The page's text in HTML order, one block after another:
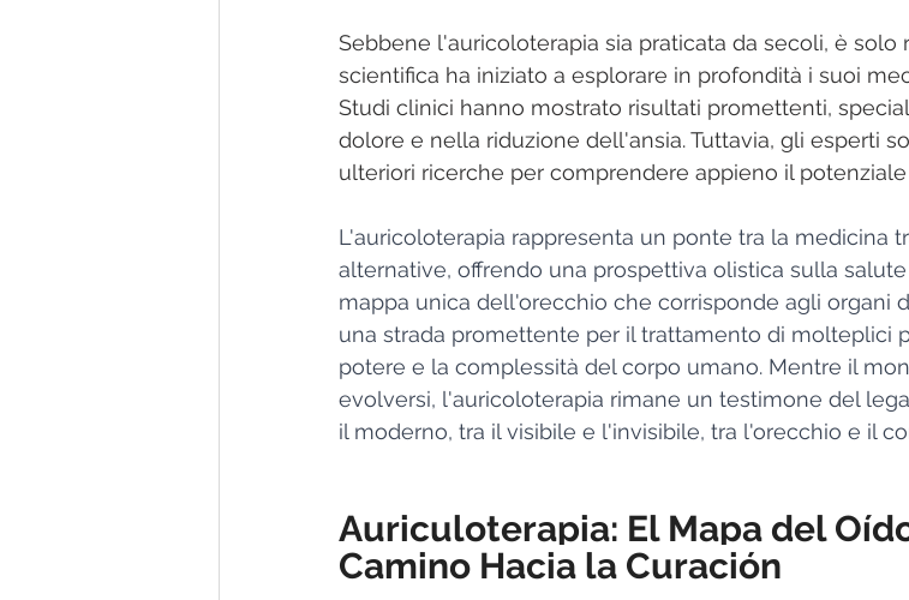
Sebbene l'auricoloterapia sia praticata da secoli, è
scientifica ha iniziato a esplorare in profondità i suoi
Studi clinici hanno mostrato risultati promettenti,
dolore e nella riduzione dell'ansia. Tuttavia, gli esperti
ulteriori ricerche per comprendere appieno il
L'auricoloterapia rappresenta un ponte tra la medicina
alternative, offrendo una prospettiva olistica sulla
mappa unica dell'orecchio che corrisponde agli organi
una strada promettente per il trattamento di molteplici
potere e la complessità del corpo umano. Mentre il
evolversi, l'auricoloterapia rimane un testimone del
il moderno, tra il visibile e l'invisibile, tra l'orecchio e il
Auriculoterapia: El Mapa del
Camino Hacia la Curación